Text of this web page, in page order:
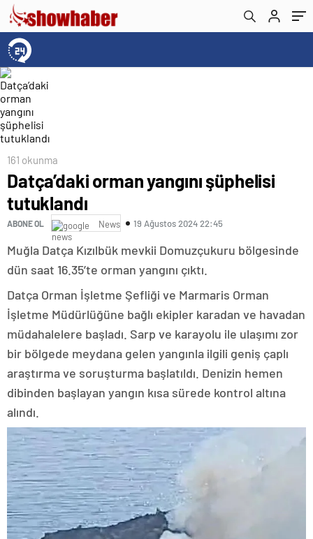
161 okunma
Datça’daki orman yangını şüphelisi
tutuklandı
ABONE OL News 19 Ağustos 2024 22:45
Muğla Datça Kızılbük mevkii Domuzçukuru bölgesinde
dün saat 16.35’te orman yangını çıktı.
Datça Orman İşletme Şefliği ve Marmaris Orman
İşletme Müdürlüğüne bağlı ekipler karadan ve havadan
müdahalelere başladı. Sarp ve karayolu ile ulaşımı zor
bir bölgede meydana gelen yangınla ilgili geniş çaplı
araştırma ve soruşturma başlatıldı. Denizin hemen
dibinden başlayan yangın kısa sürede kontrol altına
alındı.